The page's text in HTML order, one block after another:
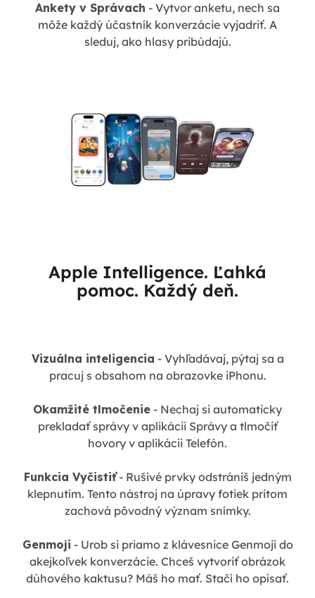
Ankety v Správach - Vytvor anketu, nech sa
môže každý účastník konverzácie vyjadriť. A
sleduj, ako hlasy pribúdajú.
Apple Intelligence. Ľahká
pomoc. Každý deň.
Vizuálna inteligencia - Vyhľadávaj, pýtaj sa a
pracuj s obsahom na obrazovke iPhonu.
Okamžité tlmočenie - Nechaj si automaticky
prekladať správy v aplikácii Správy a tlmočiť
hovory v aplikácii Telefón.
Funkcia Vyčistiť- Rušivé prvky odstrániš jedným
klepnutím. Tento nástroj na úpravy fotiek pritom
zachová pôvodný význam snímky.
Genmoji - Urob si priamo z klávesnice Genmoji do
akejkoľvek konverzácie. Chceš vytvoriť obrázok
dúhového kaktusu? Máš ho mať. Stačí ho opísať.